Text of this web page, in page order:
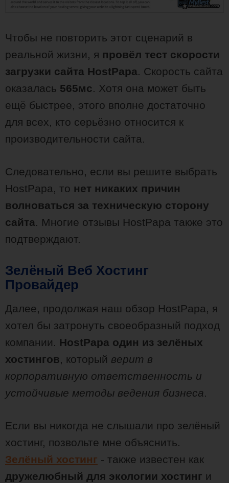
Чтобы не повторить этот сценарий в
реальной жизни, я провёл тест скорости
загрузки сайта HostPapa . Скорость сайта
оказалась 565мс . Хотя она может быть
ещё быстрее, этого вполне достаточно
для всех, кто серьёзно относится к
производительности сайта.
Следовательно, если вы решите выбрать
HostPapa, то нет никаких причин
волноваться за техническую сторону
сайта. Многие отзывы HostPapa также это
подтверждают.
Зелёный Веб Хостинг
Провайдер
Далее, продолжая наш обзор HostPapa, я
хотел бы затронуть своеобразный подход
компании. HostPapa один из зелёных
хостингов, который верит в
корпоративную ответственность и
устойчивые методы ведения бизнеса.
Если вы никогда не слышали про зелёный
хостинг, позвольте мне объяснить.
Зелёный хостинг - также известен как
дружелюбный для экологии хостинг и